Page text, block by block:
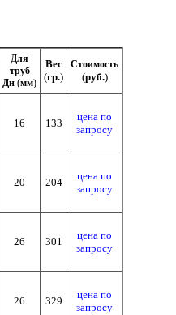
Для
труб
Дн (мм)
Вес
(гр.)
Стоимость
(руб.)
16 133
цена по
запросу
20 204
цена по
запросу
26 301
цена по
запросу
26 329
цена по
запросу